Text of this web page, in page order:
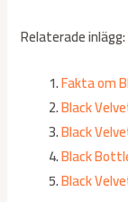
Relaterade inlägg:
Fakta om
Black
Black
Black
Black